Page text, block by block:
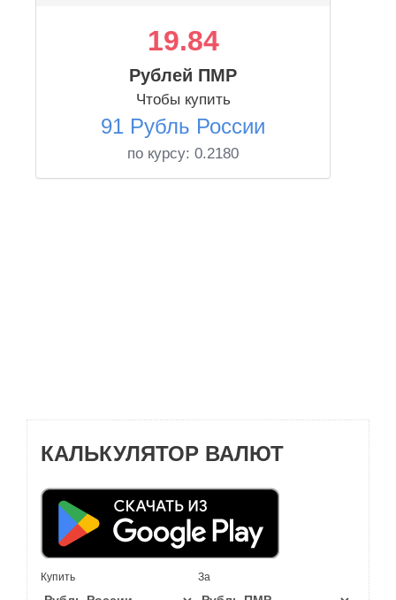
19.84
Рублей ПМР
Чтобы купить
91 Рубль России
по курсу: 0.2180
КАЛЬКУЛЯТОР ВАЛЮТ
Купить За